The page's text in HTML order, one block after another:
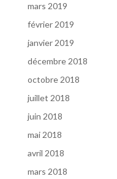
mars 2019
février 2019
janvier 2019
décembre 2018
octobre 2018
juillet 2018
juin 2018
mai 2018
avril 2018
mars 2018